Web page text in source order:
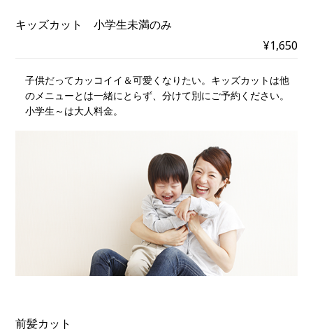
キッズカット 小学生未満のみ
¥1,650
子供だってカッコイイ＆可愛くなりたい。キッズカットは他
のメニューとは一緒にとらず、分けて別にご予約ください。
小学生～は大人料金。
前髪カット